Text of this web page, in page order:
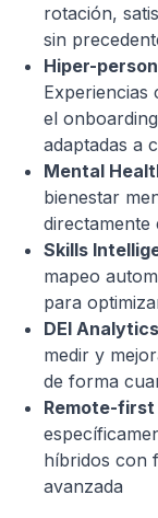
rotación,
sin
Hiper-
Experiencias
el
adaptadas a
Mental
bienestar
directamente
Skills
mapeo
para
DEI
medir y
de forma
Remote-first
híbridos con
avanzada